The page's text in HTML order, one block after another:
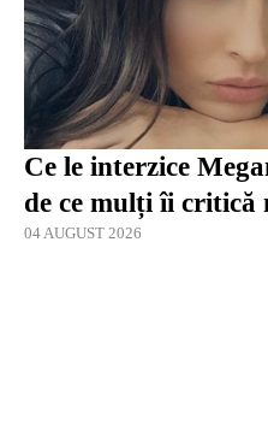
Ce le interzice
de ce mulți îi critică
04 AUGUST 2026